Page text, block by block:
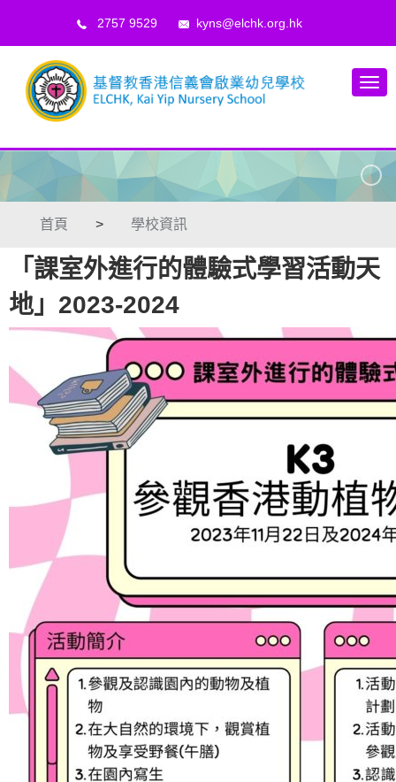
2757 9529 kyns@elchk.org.hk
首頁 > 學校資訊
「課室外進行的體驗式學習活動天
地」2023-2024